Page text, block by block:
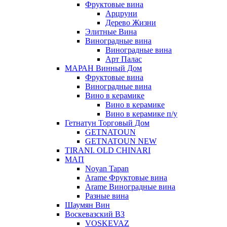
Фруктовые вина
Арцруни
Дерево Жизни
Элитные Вина
Виноградные вина
Виноградные вина
Арт Палас
МАРАН Винный Дом
Фруктовые вина
Виноградные вина
Вино в керамике
Вино в керамике
Вино в керамике п/у
Гетнатун Торговый Дом
GETNATOUN
GETNATOUN NEW
TIRANI. OLD CHINARI
МАП
Noyan Tapan
Arame Фруктовые вина
Arame Виноградные вина
Разные вина
Шаумян Вин
Воскевазский ВЗ
VOSKEVAZ